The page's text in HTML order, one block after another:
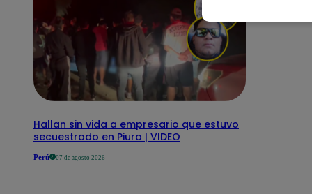
Hallan sin vida a empresario que estuvo
secuestrado en Piura | VIDEO
Perú 07 de agosto 2026